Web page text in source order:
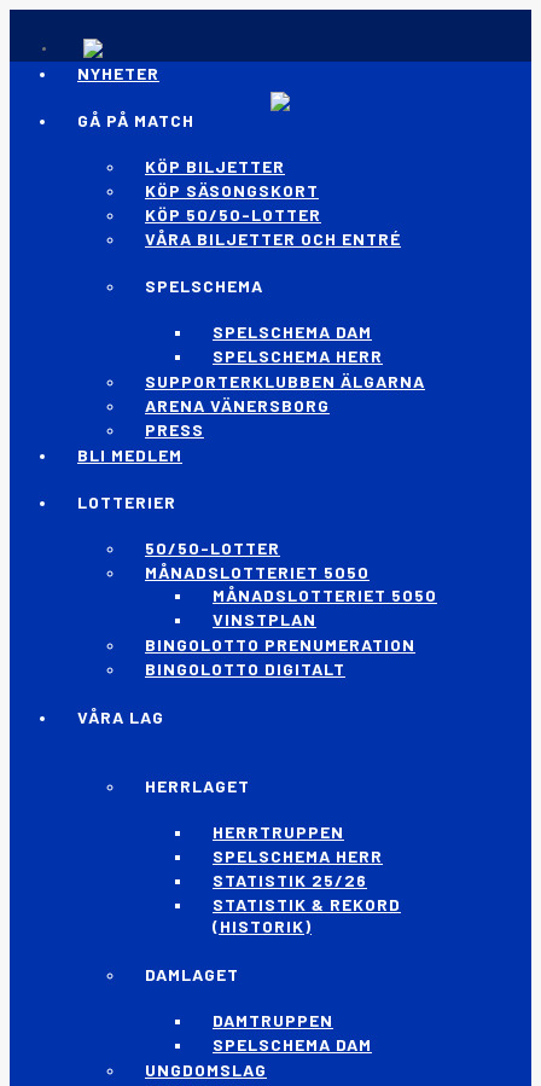
NYHETER
GÅ PÅ MATCH
KÖP BILJETTER
KÖP SÄSONGSKORT
KÖP 50/50-LOTTER
VÅRA BILJETTER OCH ENTRÉ
SPELSCHEMA
SPELSCHEMA DAM
SPELSCHEMA HERR
SUPPORTERKLUBBEN ÄLGARNA
ARENA VÄNERSBORG
PRESS
BLI MEDLEM
LOTTERIER
50/50-LOTTER
MÅNADSLOTTERIET 5050
MÅNADSLOTTERIET 5050
VINSTPLAN
BINGOLOTTO PRENUMERATION
BINGOLOTTO DIGITALT
VÅRA LAG
HERRLAGET
HERRTRUPPEN
SPELSCHEMA HERR
STATISTIK 25/26
STATISTIK & REKORD
(HISTORIK)
DAMLAGET
DAMTRUPPEN
SPELSCHEMA DAM
UNGDOMSLAG